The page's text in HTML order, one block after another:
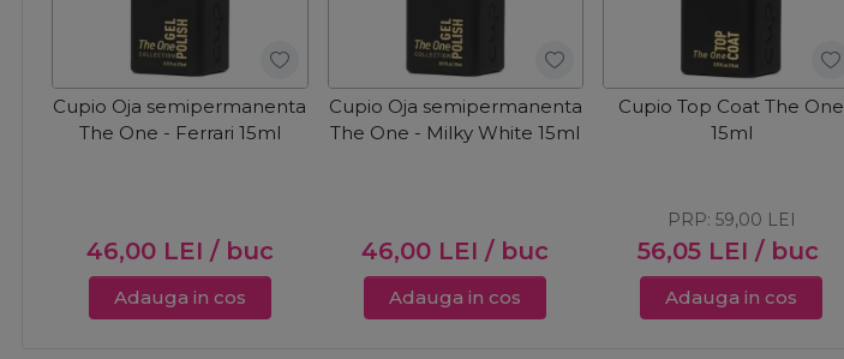
Cupio Oja semipermanenta
The One - Ferrari 15ml
46,00 LEI / buc
Adauga in cos
Cupio Oja semipermanenta
The One - Milky White 15ml
46,00 LEI / buc
Adauga in cos
Cupio Top Coat The One
15ml
56,05 LEI / buc
PRP: 59,00 LEI
Adauga in cos